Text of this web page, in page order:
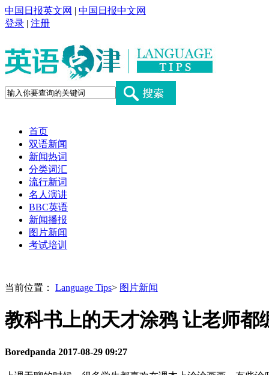
中国日报英文网 | 中国日报中文网
登录 | 注册
首页
双语新闻
新闻热词
分类词汇
流行新词
名人演讲
BBC英语
新闻播报
图片新闻
考试培训
当前位置： Language Tips> 图片新闻
教科书上的天才涂鸦 让老师都
Boredpanda 2017-08-29 09:27